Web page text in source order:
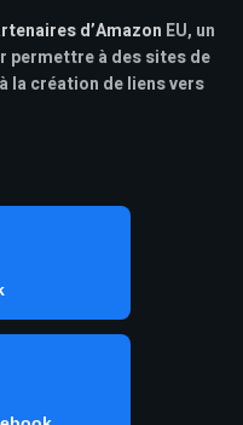
d’Amazon EU, un
permettre à des sites de
la création de liens vers